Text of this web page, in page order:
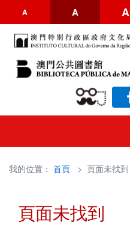
A A A
我的位置： 首頁 > 頁面未找到
頁面未找到